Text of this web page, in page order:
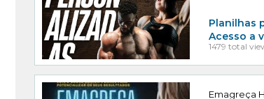
Planilhas
Acesso a
1479 total
Emagreça